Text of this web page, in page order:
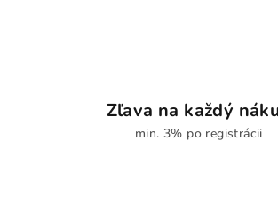
Zľava na každý
min. 3% po registrácii